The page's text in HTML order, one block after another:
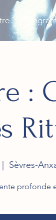
:
Sèvres-
profonde